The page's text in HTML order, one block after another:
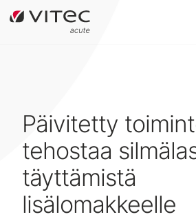
Päivitetty
tehostaa
täyttämistä
lisälomakkeelle